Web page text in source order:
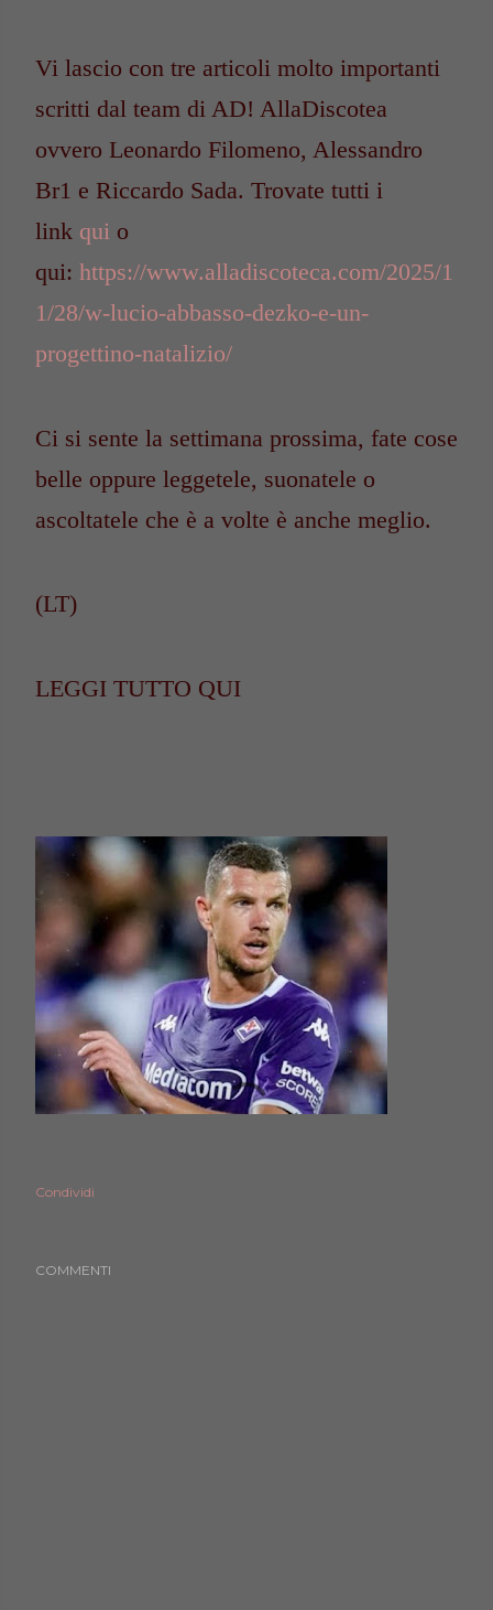
Vi lascio con tre articoli molto importanti
scritti dal team di AD! AllaDiscotea
ovvero Leonardo Filomeno, Alessandro
Br1 e Riccardo Sada. Trovate tutti i
link qui o
qui: https://www.alladiscoteca.com/2025/1
1/28/w-lucio-abbasso-dezko-e-un-
progettino-natalizio/
Ci si sente la settimana prossima, fate cose
belle oppure leggetele, suonatele o
ascoltatele che è a volte è anche meglio.
(LT)
LEGGI TUTTO QUI
Condividi
COMMENTI